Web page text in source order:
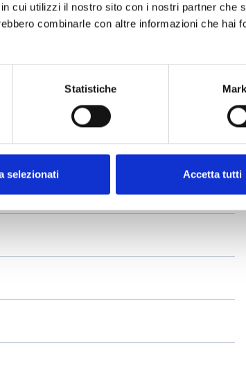
cui utilizzi il nostro sito con i nostri partner che
combinarle con altre informazioni che hai
Statistiche
selezionati Accetta tutti